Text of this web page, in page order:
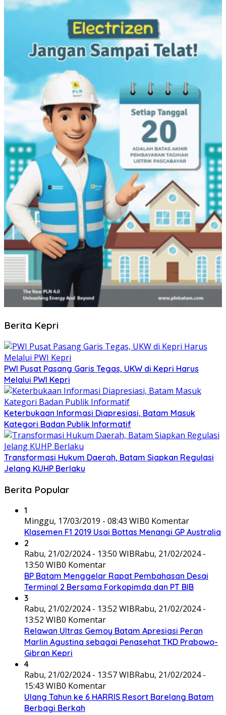
Berita Kepri
PWI Pusat Pasang Garis Tegas, UKW di Kepri Harus
Melalui PWI Kepri
Keterbukaan Informasi Diapresiasi, Batam Masuk
Kategori Badan Publik Informatif
Transformasi Hukum Daerah, Batam Siapkan Regulasi
Jelang KUHP Berlaku
Berita Popular
1
Minggu, 17/03/2019 - 08:43 WIB0 Komentar
Klasemen F1 2019 Usai Bottas Menangi GP Australia
2
Rabu, 21/02/2024 - 13:50 WIBRabu, 21/02/2024 -
13:50 WIB0 Komentar
BP Batam Menggelar Rapat Pembahasan Desai
Terminal 2 Bersama Forkopimda dan PT BIB
3
Rabu, 21/02/2024 - 13:52 WIBRabu, 21/02/2024 -
13:52 WIB0 Komentar
Relawan Ultras Gemoy Batam Apresiasi Peran
Marlin Agustina sebagai Penasehat TKD Prabowo-
Gibran Kepri
4
Rabu, 21/02/2024 - 13:57 WIBRabu, 21/02/2024 -
15:43 WIB0 Komentar
Ulang Tahun ke 6 HARRIS Resort Barelang Batam
Berbagi Berkah